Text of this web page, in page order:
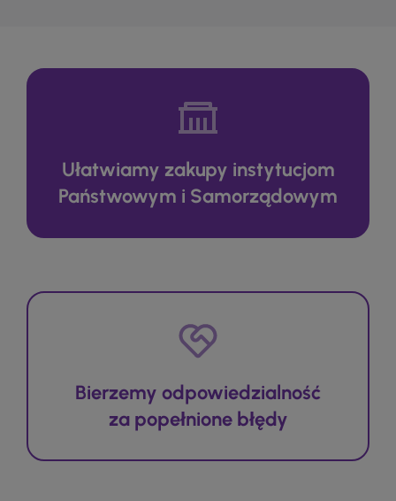
Ułatwiamy zakupy instytucjom
Państwowym i Samorządowym
Bierzemy odpowiedzialność
za popełnione błędy